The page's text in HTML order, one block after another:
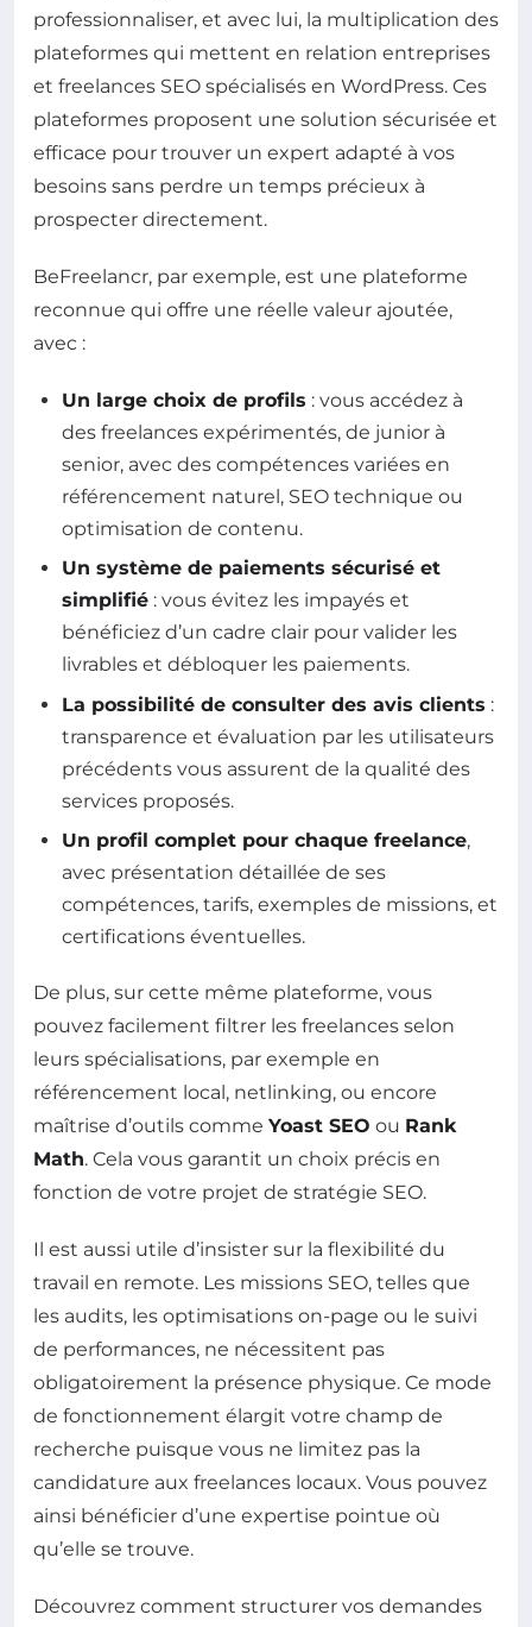
professionnaliser, et avec lui, la multiplication des
plateformes qui mettent en relation entreprises
et freelances SEO spécialisés en WordPress. Ces
plateformes proposent une solution sécurisée et
efficace pour trouver un expert adapté à vos
besoins sans perdre un temps précieux à
prospecter directement.
BeFreelancr, par exemple, est une plateforme
reconnue qui offre une réelle valeur ajoutée,
avec :
Un large choix de profils : vous accédez à
des freelances expérimentés, de junior à
senior, avec des compétences variées en
référencement naturel, SEO technique ou
optimisation de contenu.
Un système de paiements sécurisé et
simplifié : vous évitez les impayés et
bénéficiez d’un cadre clair pour valider les
livrables et débloquer les paiements.
La possibilité de consulter des avis clients :
transparence et évaluation par les utilisateurs
précédents vous assurent de la qualité des
services proposés.
Un profil complet pour chaque freelance,
avec présentation détaillée de ses
compétences, tarifs, exemples de missions, et
certifications éventuelles.
De plus, sur cette même plateforme, vous
pouvez facilement filtrer les freelances selon
leurs spécialisations, par exemple en
référencement local, netlinking, ou encore
maîtrise d’outils comme Yoast SEO ou Rank
Math. Cela vous garantit un choix précis en
fonction de votre projet de stratégie SEO.
Il est aussi utile d’insister sur la flexibilité du
travail en remote. Les missions SEO, telles que
les audits, les optimisations on-page ou le suivi
de performances, ne nécessitent pas
obligatoirement la présence physique. Ce mode
de fonctionnement élargit votre champ de
recherche puisque vous ne limitez pas la
candidature aux freelances locaux. Vous pouvez
ainsi bénéficier d’une expertise pointue où
qu’elle se trouve.
Découvrez comment structurer vos demandes